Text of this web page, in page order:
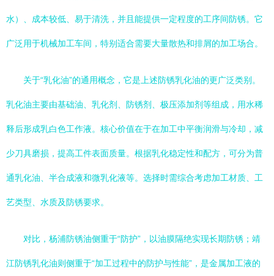
水）、成本较低、易于清洗，并且能提供一定程度的工序间防锈。它
广泛用于机械加工车间，特别适合需要大量散热和排屑的加工场合。
关于“乳化油”的通用概念，它是上述防锈乳化油的更广泛类别。
乳化油主要由基础油、乳化剂、防锈剂、极压添加剂等组成，用水稀
释后形成乳白色工作液。核心价值在于在加工中平衡润滑与冷却，减
少刀具磨损，提高工件表面质量。根据乳化稳定性和配方，可分为普
通乳化油、半合成液和微乳化液等。选择时需综合考虑加工材质、工
艺类型、水质及防锈要求。
对比，杨浦防锈油侧重于“防护”，以油膜隔绝实现长期防锈；靖
江防锈乳化油则侧重于“加工过程中的防护与性能”，是金属加工液的